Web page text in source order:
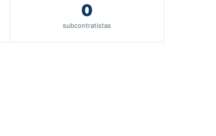
0
subcontratistas